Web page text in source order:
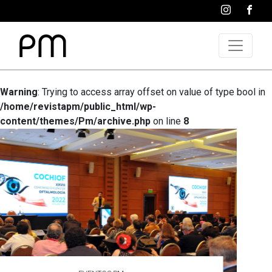
Warning: Trying to access array offset on value of type bool in
/home/revistapm/public_html/wp-
content/themes/Pm/archive.php on line 8